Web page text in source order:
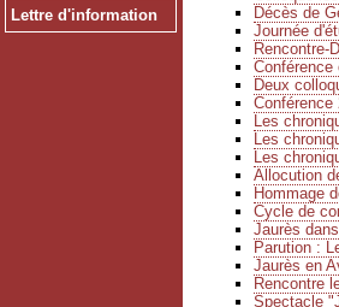
Lettre d'information
Décès de
Journée
Rencontre-
Conférence
Deux
Conférence
Les
Les
Les
Allocution
Hommage
Cycle de
Jaurès
Parution :
Jaurès en
Rencontre
Spectacle